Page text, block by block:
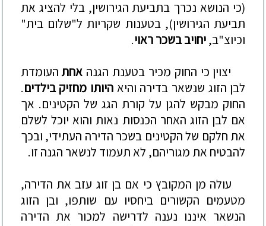
(כי הנושא נכרך בתביעת הגירושין, בלי להציג את
תביעת הגירושין), בטענות שקריות ל"שלום בית"
וכיוצ"ב,יחויב בשכר ראוי.
יצוין כי החוק מכיר בטענת הגנהאחתהעומדת
לבן הזוג שנשאר בדירה והיא היותו מחזיק בילדים.
החוק מבקש להגן על קורת הגג של הקטינים. אך
אם לבן הזוג האחר הכנסות נאות והוא יוכל לשלם
את חלקם של הקטינים בשכר הדירה העתידי, ובכך
להבטיח את מגוריהם, לא תעמוד לנשאר הגנה זו.
עולה מן המקובץ כי אם בן זוג עזב את הדירה,
מטעמים הקשורים ביחסיו עם שותפו, ובן הזוג
הנשאר איננו נענה לדרישה למכור את הדירה